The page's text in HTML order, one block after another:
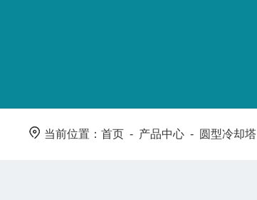
当前位置：首页 - 产品中心 - 圆型冷却塔